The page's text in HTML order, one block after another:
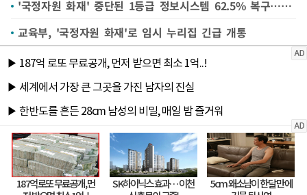
'국정자원 화재' 중단된 1등급 정보시스템 62.5% 복구…"15일부터 갯수 늘 것"
교육부, '국정자원 화재'로 임시 누리집 긴급 개통